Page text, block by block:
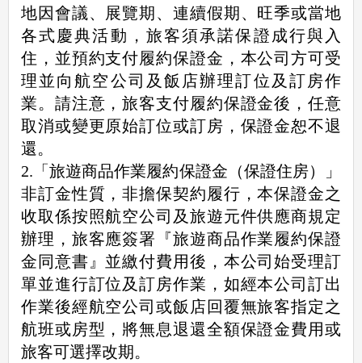
地因會議、展覽期、連續假期、旺季或當地
各式慶典活動，旅客須承諾保證成行與入
住，並預約支付履約保證金，本公司方可受
理並向航空公司及飯店辦理訂位及訂房作
業。請注意，旅客支付履約保證金後，任意
取消或變更原始訂位或訂房，保證金恕不退
還。
2.「旅遊商品作業履約保證金（保證住房）」
非訂金性質，非擔保契約履行，本保證金之
收取係按照航空公司及旅遊元件供應商規定
辦理，旅客應簽署『旅遊商品作業履約保證
金同意書』並繳付費用後，本公司始受理訂
單並進行訂位及訂房作業，如經本公司訂出
作業後經航空公司或飯店回覆無旅客指定之
航班或房型，將無息退還全額保證金費用或
旅客可選擇改期。